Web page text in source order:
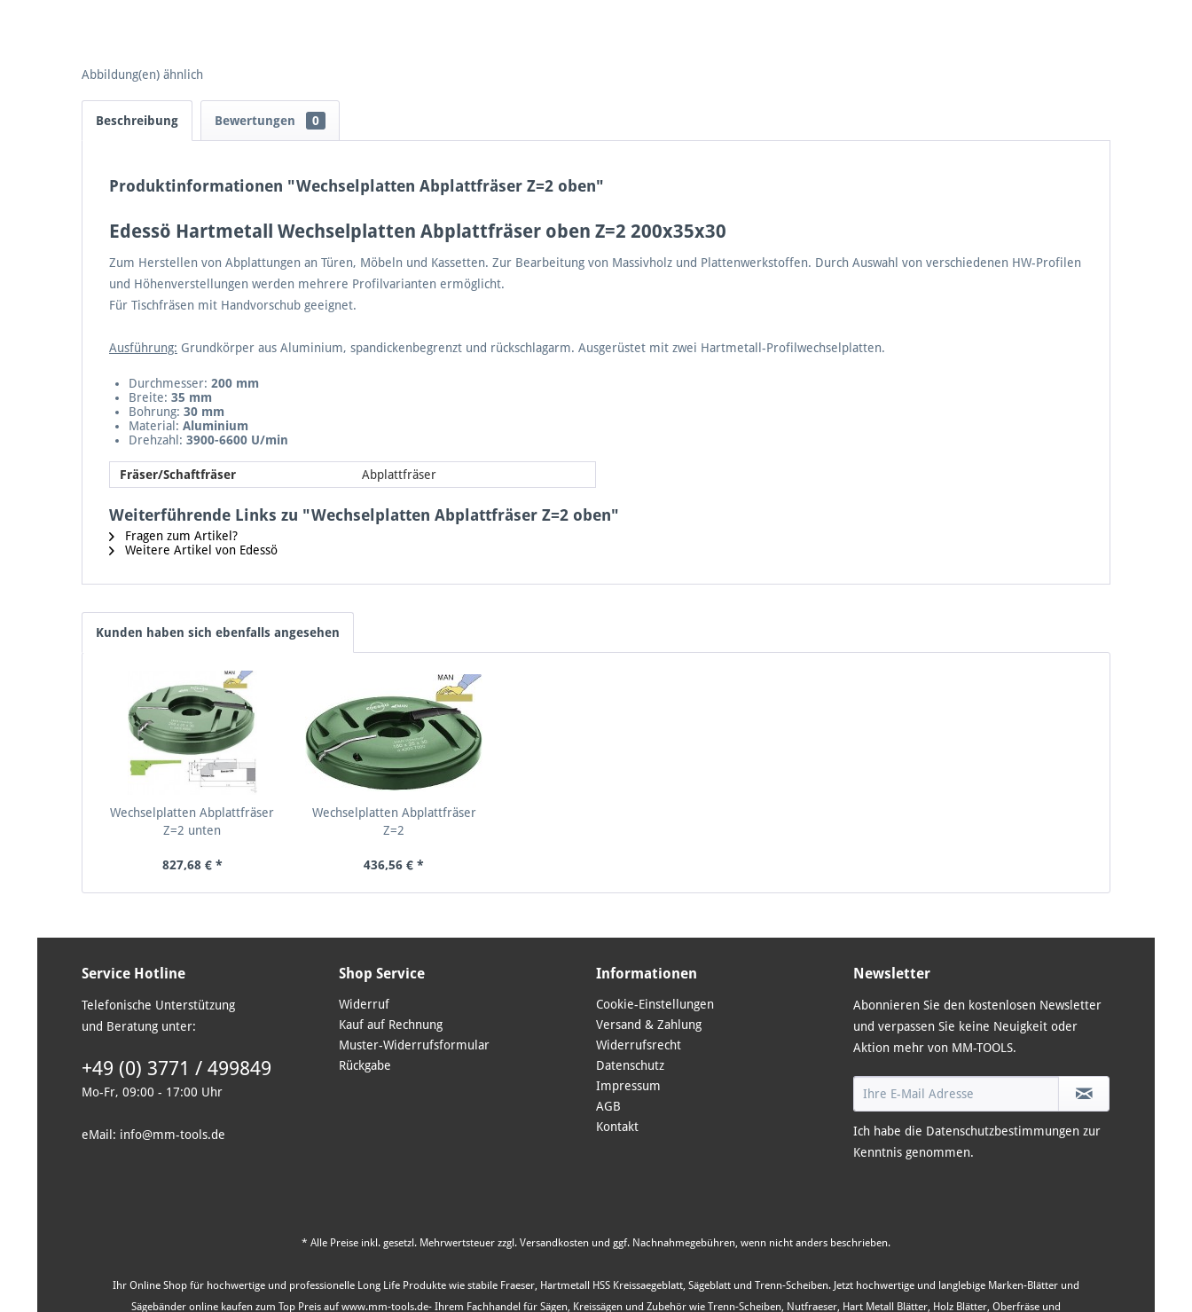
Abbildung(en) ähnlich
Beschreibung Bewertungen 0
Produktinformationen "Wechselplatten Abplattfräser Z=2 oben"
Edessö Hartmetall Wechselplatten Abplattfräser oben Z=2 200x35x30
Zum Herstellen von Abplattungen an Türen, Möbeln und Kassetten. Zur Bearbeitung von Massivholz und Plattenwerkstoffen. Durch Auswahl von verschiedenen HW-Profilen
und Höhenverstellungen werden mehrere Profilvarianten ermöglicht.
Für Tischfräsen mit Handvorschub geeignet.
Ausführung: Grundkörper aus Aluminium, spandickenbegrenzt und rückschlagarm. Ausgerüstet mit zwei Hartmetall-Profilwechselplatten.
Durchmesser: 200 mm
Breite: 35 mm
Bohrung: 30 mm
Material: Aluminium
Drehzahl: 3900-6600 U/min
Fräser/Schaftfräser Abplattfräser
Weiterführende Links zu "Wechselplatten Abplattfräser Z=2 oben"
Fragen zum Artikel?
Weitere Artikel von Edessö
Kunden haben sich ebenfalls angesehen
Wechselplatten Abplattfräser
Z=2 unten
827,68 € *
Wechselplatten Abplattfräser
Z=2
436,56 € *
Service Hotline
Telefonische Unterstützung
und Beratung unter:
+49 (0) 3771 / 499849
Mo-Fr, 09:00 - 17:00 Uhr
eMail: info@mm-tools.de
Shop Service
Widerruf
Kauf auf Rechnung
Muster-Widerrufsformular
Rückgabe
Informationen
Cookie-Einstellungen
Versand & Zahlung
Widerrufsrecht
Datenschutz
Impressum
AGB
Kontakt
Newsletter
Abonnieren Sie den kostenlosen Newsletter
und verpassen Sie keine Neuigkeit oder
Aktion mehr von MM-TOOLS.
Ich habe die Datenschutzbestimmungen zur
Kenntnis genommen.
* Alle Preise inkl. gesetzl. Mehrwertsteuer zzgl. Versandkosten und ggf. Nachnahmegebühren, wenn nicht anders beschrieben.
Ihr Online Shop für hochwertige und professionelle Long Life Produkte wie stabile Fraeser, Hartmetall HSS Kreissaegeblatt, Sägeblatt und Trenn-Scheiben. Jetzt hochwertige und langlebige Marken-Blätter und
Sägebänder online kaufen zum Top Preis auf www.mm-tools.de- Ihrem Fachhandel für Sägen, Kreissägen und Zubehör wie Trenn-Scheiben, Nutfraeser, Hart Metall Blätter, Holz Blätter, Oberfräse und